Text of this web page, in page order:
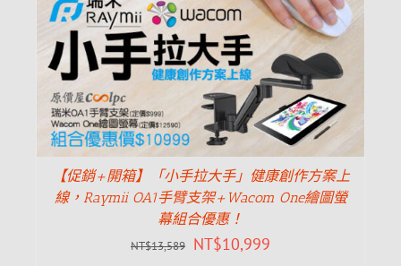
【促銷+開箱】「小手拉大手」健康創作方案上
線，Raymii OA1手臂支架+Wacom One繪圖螢
幕組合優惠！
NT$13,589 NT$10,999